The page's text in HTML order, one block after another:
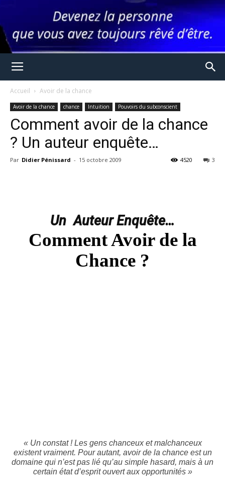
Accueil Avoir de la chance
Avoir de la chance chance Intuition Pouvoirs du subconscient
Comment avoir de la chance
? Un auteur enquête…
Par Didier Pénissard - 15 octobre 2009 3
4520
Un Auteur Enquête…
Comment Avoir de la
Chance ?
« Un constat ! Les gens chanceux et malchanceux
existent vraiment. Pour autant, avoir de la chance est un
domaine qui n’est pas lié qu’au simple hasard, mais à un
certain état d’esprit ouvert aux opportunités »